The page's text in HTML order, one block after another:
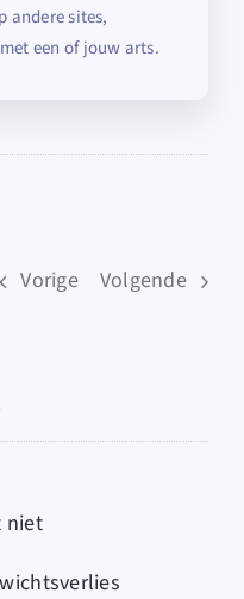
andere sites,
een of jouw arts.
Vorige Volgende
niet